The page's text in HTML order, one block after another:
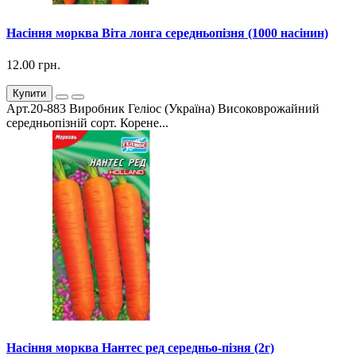
Насіння морква Віта лонга середньопізня (1000 насінин)
12.00 грн.
Купити
Арт.20-883 Виробник Геліос (Україна) Високоврожайний
середньопізній сорт. Корене...
Насіння морква Нантес ред середньо-пізня (2г)